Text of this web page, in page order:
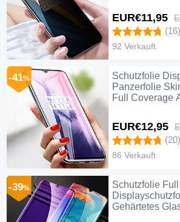
EUR€11,95
(16)
92 Verkauft
Schutzfolie
Panzerfolie
Full Coverage
EUR€12,95
-41%
(20)
86 Verkauft
Schutzfolie
Gehärtetes
-39%